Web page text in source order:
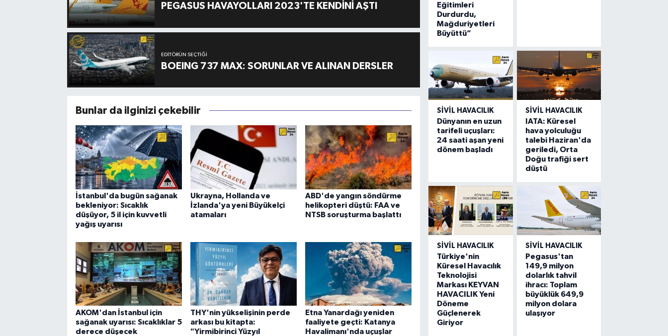
PEGASUS HAVAYOLLARI 2023'TE KENDİNİ AŞTI
EDITÖRÜN SEÇTIĞI
BOEING 737 MAX: SORUNLAR VE ALINAN DERSLER
Bunlar da ilginizi çekebilir
İstanbul'da bugün sağanak
bekleniyor: Sıcaklık
düşüyor, 5 il için kuvvetli
yağış uyarısı
Ukrayna, Hollanda ve
İzlanda'ya yeni Büyükelçi
atamaları
ABD'de yangın söndürme
helikopteri düştü: FAA ve
NTSB soruşturma başlattı
AKOM'dan İstanbul için
sağanak uyarısı: Sıcaklıklar 5
derece düşecek
THY'nin yükselişinin perde
arkası bu kitapta:
"Yirmibirinci Yüzyıl
Etna Yanardağı yeniden
faaliyete geçti: Katanya
Havalimanı'nda uçuşlar
Eğitimleri
Durdurdu,
Mağduriyetleri
Büyüttü”
SIVIL HAVACILIK
Dünyanın en uzun
tarifeli uçuşları:
24 saati aşan yeni
dönem başladı
SIVIL HAVACILIK
IATA: Küresel
hava yolculuğu
talebi Haziran'da
geriledi, Orta
Doğu trafiği sert
düştü
SIVIL HAVACILIK
Türkiye'nin
Küresel Havacılık
Teknolojisi
Markası KEYVAN
HAVACILIK Yeni
Döneme
Güçlenerek
Giriyor
SIVIL HAVACILIK
Pegasus'tan
149,9 milyon
dolarlık tahvil
ihracı: Toplam
büyüklük 649,9
milyon dolara
ulaşıyor